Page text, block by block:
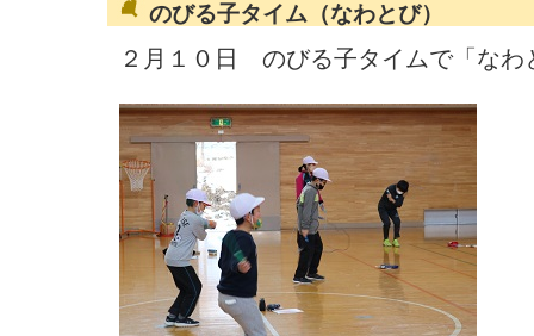
のびる子タイム（なわとび）
２月１０日 のびる子タイムで「なわ